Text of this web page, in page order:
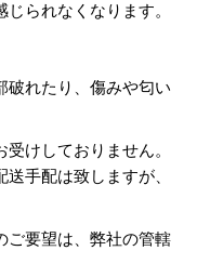
られなくなります。
破れたり、傷みや匂い
けしておりません。
手配は致しますが、
ご要望は、弊社の管轄